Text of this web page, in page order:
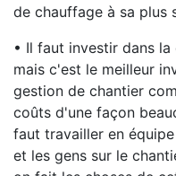
de chauffage à sa plus
• Il faut investir dans
mais c'est le meilleur
gestion de chantier
coûts d'une façon
faut travailler en
et les gens sur le